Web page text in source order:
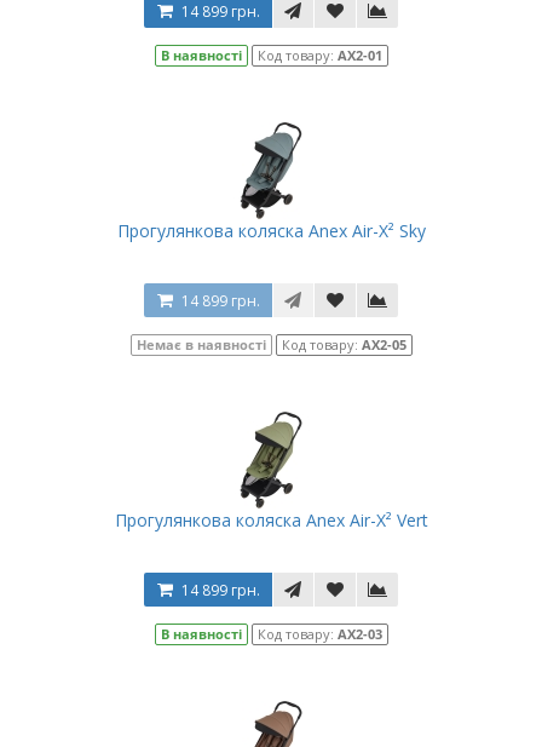
14 899 грн.
В наявності Код товару: AX2-01
Прогулянкова коляска Anex Air-X² Sky
14 899 грн.
Немає в наявності Код товару: AX2-05
Прогулянкова коляска Anex Air-X² Vert
14 899 грн.
В наявності Код товару: AX2-03